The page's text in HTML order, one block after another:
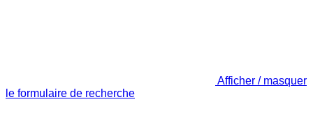
Afficher / masquer
le formulaire de recherche